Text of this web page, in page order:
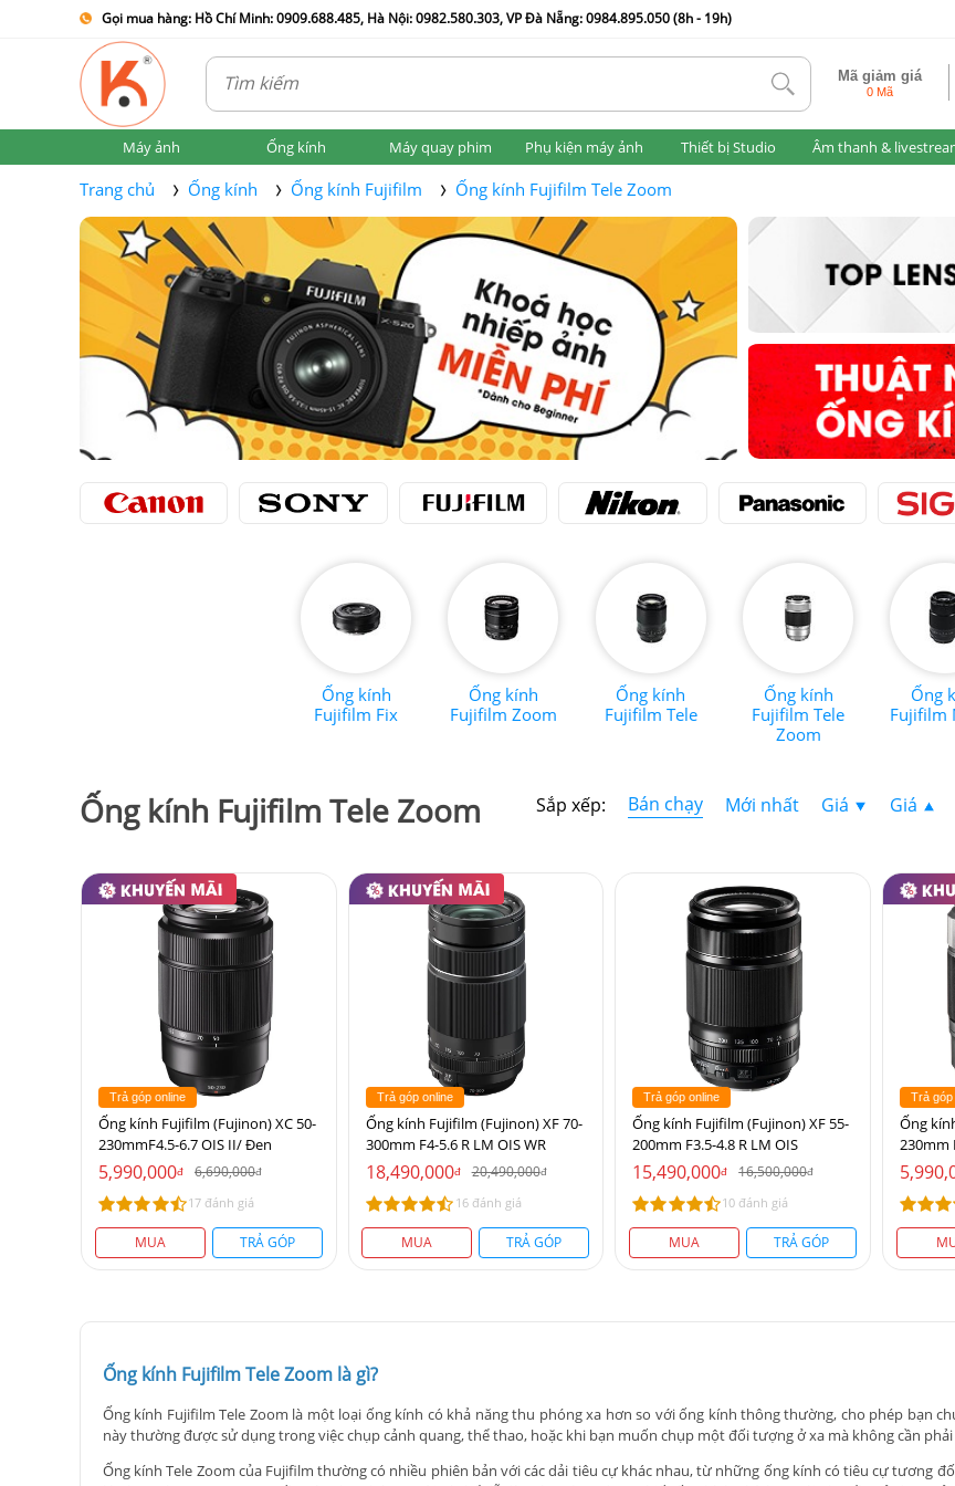
Gọi mua hàng: Hồ Chí Minh: 0909.688.485, Hà Nội: 0982.580.303, VP Đà Nẵng: 0984.895.050 (8h - 19h)
tlk Mã giảm giá
0 Mã
Máy ảnh Ống kính Máy quay phim Phụ kiện máy ảnh Thiết bị Studio Âm thanh &
Trang chủ Ống kính Ống kính Fujifilm Ống kính Fujifilm Tele Zoom
Ống kính
Fujifilm Fix
Ống kính
Fujifilm Zoom
Ống kính
Fujifilm Tele
Ống kính
Fujifilm Tele
Zoom
Ống
Fujifilm
Ống kính Fujifilm Tele Zoom Sắp xếp: Bán chạy Mới nhất Giá Giá
Trả góp online
Ống kính Fujifilm (Fujinon) XC 50-
230mmF4.5-6.7 OIS II/ Đen
5,990,000đ 6,690,000đ
17 đánh giá
MUA TRẢ GÓP
Trả góp online
Ống kính Fujifilm (Fujinon) XF 70-
300mm F4-5.6 R LM OIS WR
18,490,000đ 20,490,000đ
16 đánh giá
MUA TRẢ GÓP
Trả góp online
Ống kính Fujifilm (Fujinon) XF 55-
200mm F3.5-4.8 R LM OIS
15,490,000đ 16,500,000đ
10 đánh giá
MUA TRẢ GÓP
Trả góp
Ống
230mm
Ống kính Fujifilm Tele Zoom là gì?
Ống kính Fujifilm Tele Zoom là một loại ống kính có khả năng thu phóng xa hơn so với ống kính thông thường, cho phép bạn
này thường được sử dụng trong việc chụp cảnh quang, thể thao, hoặc khi bạn muốn chụp một đối tượng ở xa mà không cần phải
Ống kính Tele Zoom của Fujifilm thường có nhiều phiên bản với các dải tiêu cự khác nhau, từ những ống kính có tiêu cự tương